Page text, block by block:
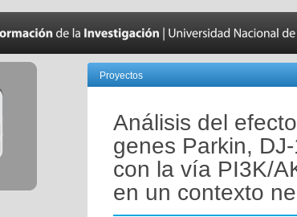
Proyectos
Análisis del
genes Parkin,
con la vía PI3K/
en un contexto